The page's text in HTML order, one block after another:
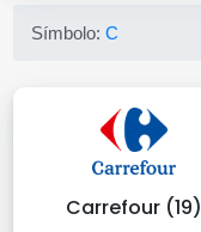
Símbolo:C
Carrefour (19)